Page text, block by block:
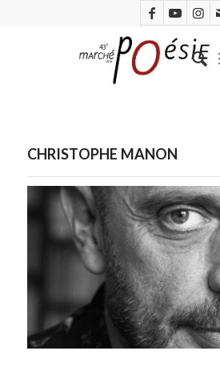
CHRISTOPHE MANON
Photo : Florent Mulot